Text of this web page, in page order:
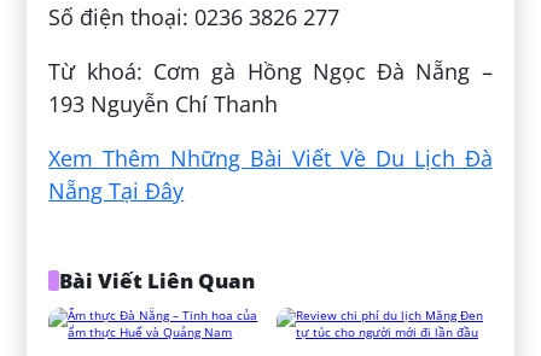
Số điện thoại: 0236 3826 277
Từ khoá: Cơm gà Hồng Ngọc Đà Nẵng –
193 Nguyễn Chí Thanh
Xem Thêm Những Bài Viết Về Du Lịch Đà
Nẵng Tại Đây
Bài Viết Liên Quan